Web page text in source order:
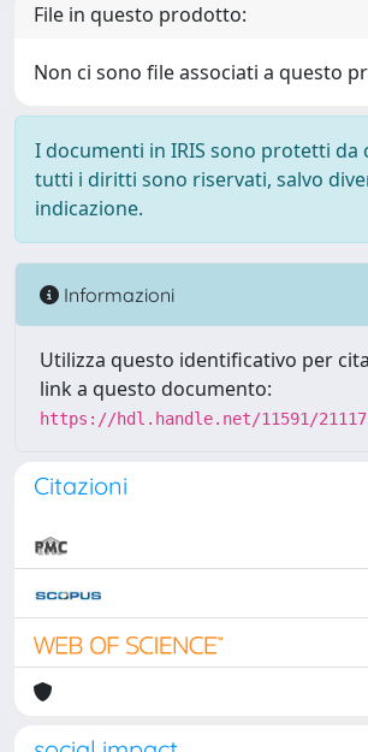
File in questo prodotto:
Non ci sono file associati a questo
I documenti in IRIS sono protetti da
tutti i diritti sono riservati, salvo
indicazione.
Informazioni
Utilizza questo identificativo per
link a questo documento:
https://hdl.handle.net/11591/
Citazioni